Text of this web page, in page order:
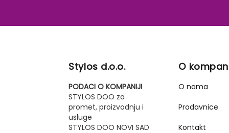
Stylos d.o.o.
PODACI O KOMPANIJI
STYLOS DOO za
promet, proizvodnju i
usluge
STYLOS DOO NOVI SAD
O
O nama
Prodavnice
Kontakt